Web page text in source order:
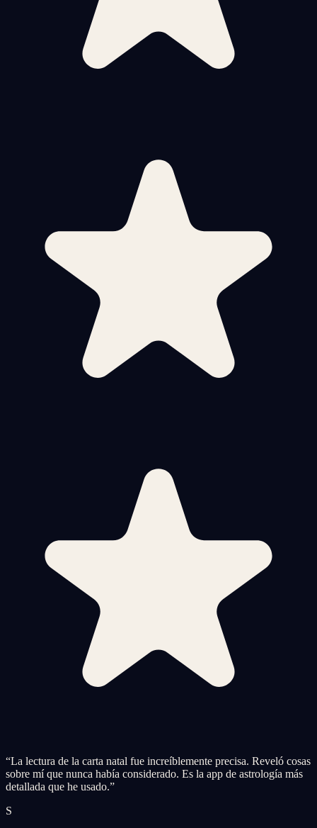
“La lectura de la carta natal fue increíblemente precisa. Reveló cosas
sobre mí que nunca había considerado. Es la app de astrología más
detallada que he usado.”
S